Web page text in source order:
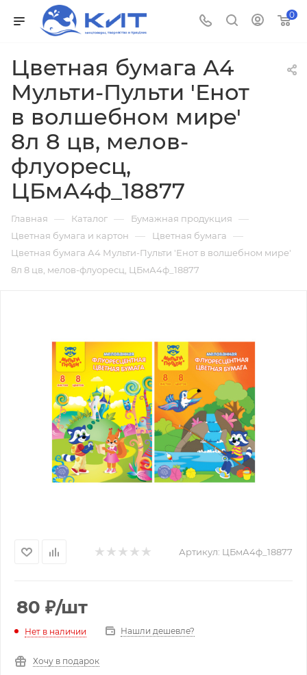
0
Цветная бумага А4
Мульти-Пульти 'Енот
в волшебном мире'
8л 8 цв, мелов-
флуоресц,
ЦБмА4ф_18877
Главная — Каталог — Бумажная продукция —
Цветная бумага и картон — Цветная бумага —
Цветная бумага А4 Мульти-Пульти 'Енот в волшебном мире'
8л 8 цв, мелов-флуоресц, ЦБмА4ф_18877
Артикул: ЦБмА4ф_18877
80 ₽/шт
Нет в наличии Нашли дешевле?
Хочу в подарок